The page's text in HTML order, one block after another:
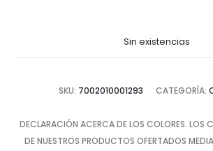
Sin existencias
SKU: 7002010001293 CATEGORÍA:
DECLARACIÓN ACERCA DE LOS COLORES. LOS
DE NUESTROS PRODUCTOS OFERTADOS